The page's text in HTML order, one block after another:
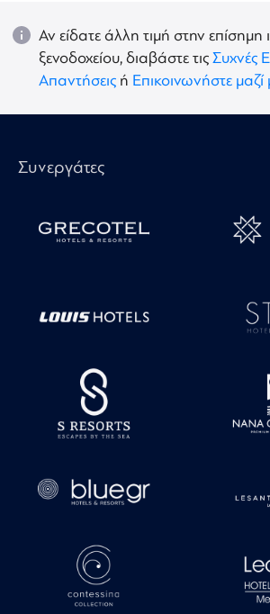
Αν είδατε άλλη τιμή στην επίσημη
ξενοδοχείου, διαβάστε τιςΣυχνές
Απαντήσεις ή Επικοινωνήστε μαζί
Συνεργάτες